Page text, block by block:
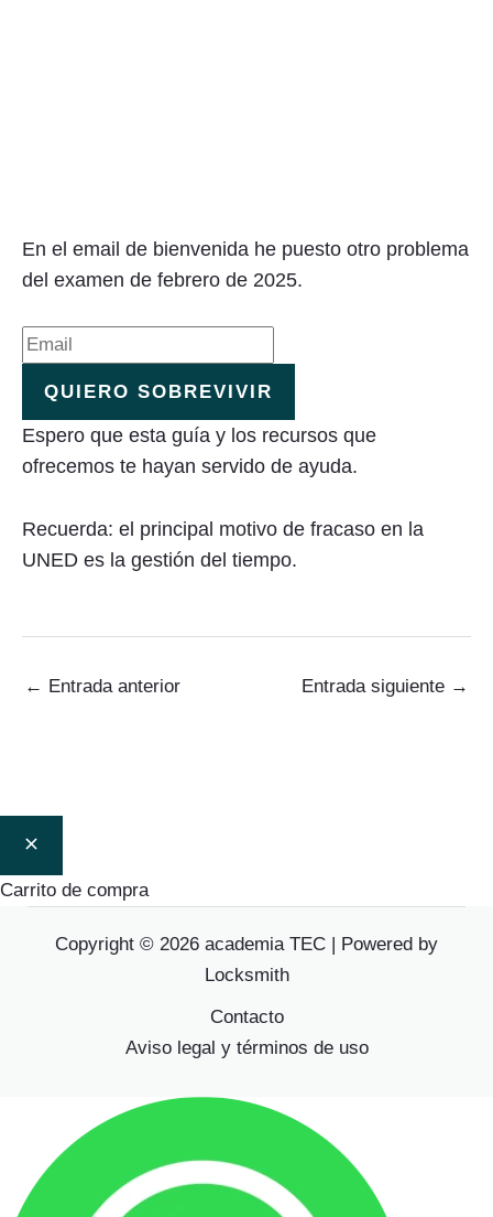
En el email de bienvenida he puesto otro problema
del examen de febrero de 2025.
QUIERO SOBREVIVIR
Espero que esta guía y los recursos que
ofrecemos te hayan servido de ayuda.
Recuerda: el principal motivo de fracaso en la
UNED es la gestión del tiempo.
← Entrada anterior Entrada siguiente →
Carrito de compra
Copyright © 2026 academia TEC | Powered by
Locksmith
Contacto
Aviso legal y términos de uso